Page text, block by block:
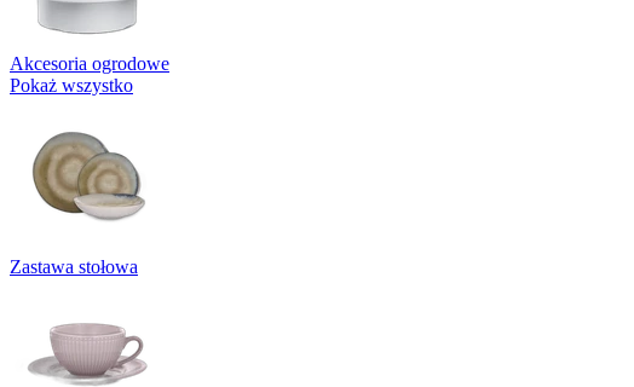
Akcesoria ogrodowe
Pokaż wszystko
Zastawa stołowa